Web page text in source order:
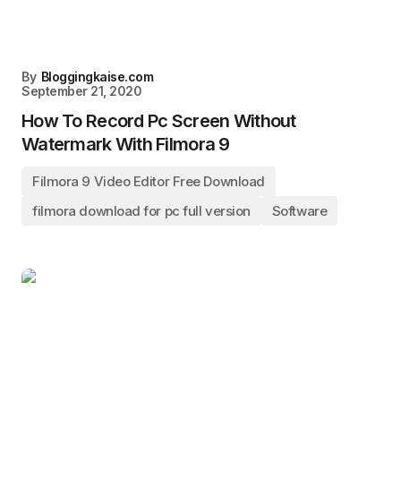
By Bloggingkaise.com
September 21, 2020
How To Record Pc Screen Without
Watermark With Filmora 9
Filmora 9 Video Editor Free Download
filmora download for pc full version
Software